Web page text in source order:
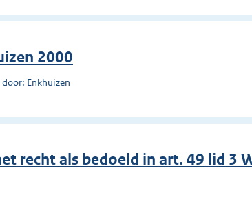
2000
Enkhuizen
recht als bedoeld in art. 49 lid 3